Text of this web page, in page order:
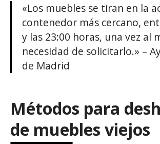
«Los muebles se tiran en la
contenedor más cercano,
y las 23:00 horas, una vez al
necesidad de solicitarlo.» –
de Madrid
Métodos para
de muebles viejos